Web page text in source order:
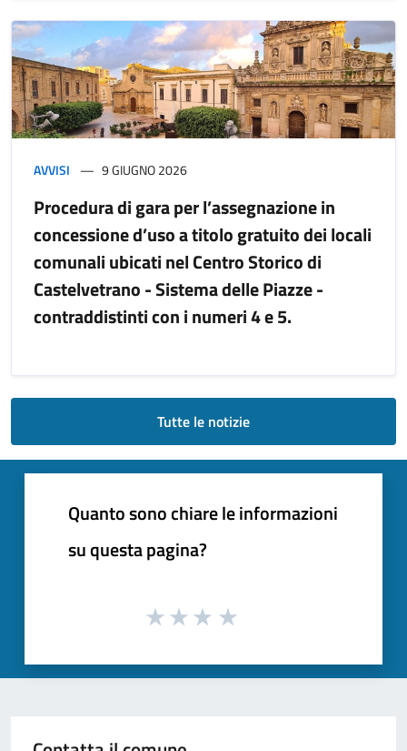
AVVISI 9 GIUGNO 2026
Procedura di gara per l’assegnazione in
concessione d’uso a titolo gratuito dei locali
comunali ubicati nel Centro Storico di
Castelvetrano - Sistema delle Piazze -
contraddistinti con i numeri 4 e 5.
Tutte le notizie
Quanto sono chiare le informazioni
su questa pagina?